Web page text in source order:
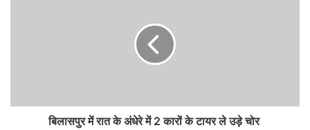
सुका हिड़मा (30 वर्ष) हाथ-पैर व सीने में दर्द की शिकायत थी, उसकी मौत 15
फरवरी को हुई। मंगा हिड़मा (25 वर्ष) को भी हाथ-पैर में दर्द की शिकायत थी और
वहां 28 फरवरी को मौत हुई। वेला लिंगा (55 वर्ष) को पैर-हाथ में दर्द की शिकायत
थी उनकी मृत्यु दो मार्च को हुई।
बिलासपुर में रात के अंधेरे में 2 कारों के टायर ले उड़े चोर